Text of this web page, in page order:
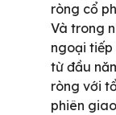
ròng cổ
Và trong
ngoại
từ đầu
ròng với
phiên